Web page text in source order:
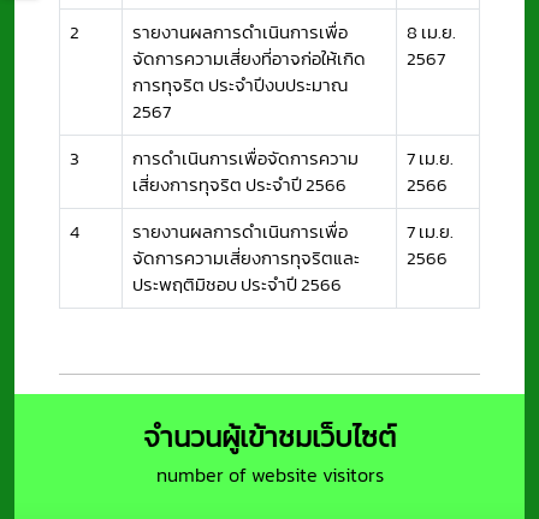
2
รายงานผลการดำเนินการเพื่อ
จัดการความเสี่ยงที่อาจก่อให้เกิด
การทุจริต ประจำปีงบประมาณ
2567
8 เม.ย.
2567
3
การดำเนินการเพื่อจัดการความ
เสี่ยงการทุจริต ประจำปี 2566
7 เม.ย.
2566
4
รายงานผลการดำเนินการเพื่อ
จัดการความเสี่ยงการทุจริตและ
ประพฤติมิชอบ ประจำปี 2566
7 เม.ย.
2566
จำนวนผู้เข้าชมเว็บไซต์
number of website visitors